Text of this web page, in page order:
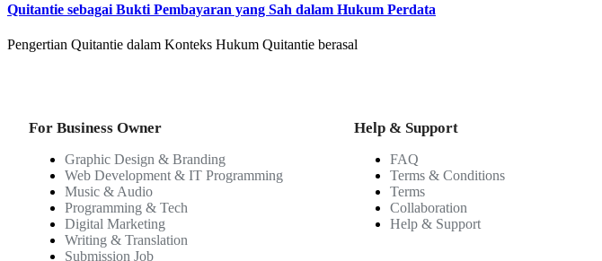
Quitantie sebagai Bukti Pembayaran yang Sah dalam Hukum Perdata
Pengertian Quitantie dalam Konteks Hukum Quitantie berasal
For Business Owner
Graphic Design & Branding
Web Development & IT Programming
Music & Audio
Programming & Tech
Digital Marketing
Writing & Translation
Submission Job
Help & Support
FAQ
Terms & Conditions
Terms
Collaboration
Help & Support